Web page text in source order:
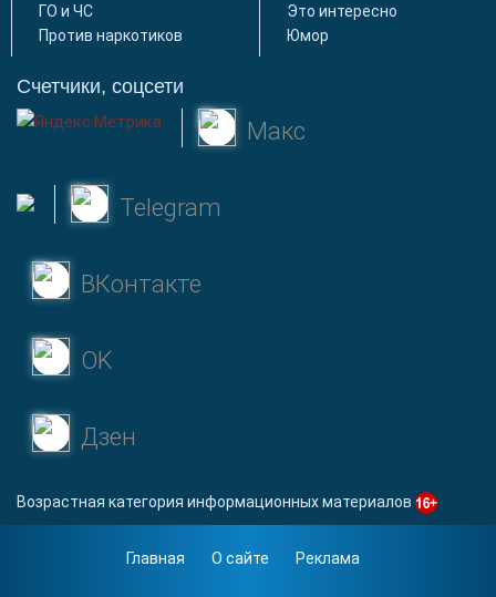
ГО и ЧС
Против наркотиков
Это интересно
Юмор
Счетчики, соцсети
Макс
Telegram
ВКонтакте
OK
Дзен
Возрастная категория информационных материалов
Главная О сайте Реклама